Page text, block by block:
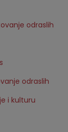
odraslih
odraslih
i kulturu